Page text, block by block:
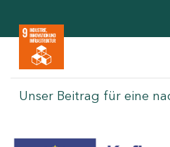
Unser Beitrag für eine